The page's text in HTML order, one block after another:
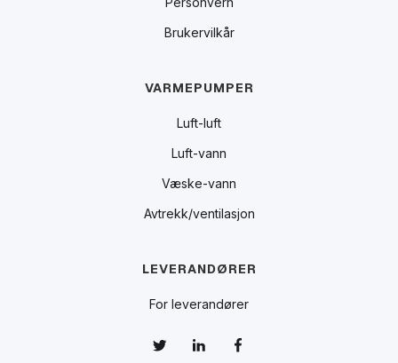
Brukervilkår
VARMEPUMPER
Luft-luft
Luft-vann
Væske-vann
Avtrekk/ventilasjon
LEVERANDØRER
For leverandører